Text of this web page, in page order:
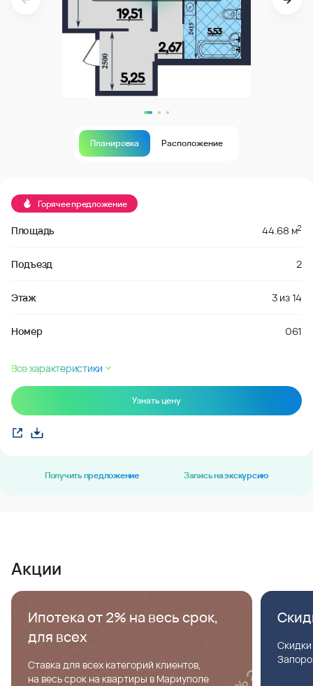
Планировка Расположение
Горячее предложение
Площадь 44.68 м2
Подъезд 2
Этаж 3 из14
Номер 061
Все характеристики
Узнать цену
Получить предложение Запись на экскурсию
Акции
Ипотека от 2% на весь срок,
для всех
Ставка для всех категорий клиентов,
на весь срок на квартиры в Мариуполе